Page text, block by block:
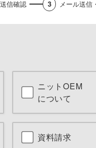
送信確認 メール送信
ニットOEM
について
資料請求